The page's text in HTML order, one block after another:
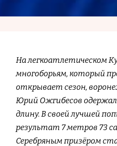
На легкоатлетическом
многоборьям, который
открывает сезон,
Юрий Ожгибесов
длину. В своей лучшей
результат 7 метров 73
Серебряным призёром